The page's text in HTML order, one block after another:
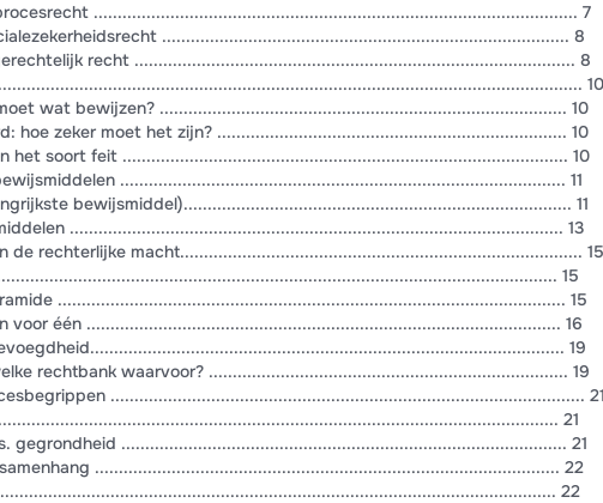
..................................................................................................... 7
..................................................................................... 8
recht ............................................................................................ 8
10
wat bewijzen? ..................................................................................... 10
hoe zeker moet het zijn? ......................................................................... 10
het soort feit ............................................................................................. 10
............................................................................................. 11
bewijsmiddel)................................................................................. 11
....................................................................................................... 13
de rechterlijke macht.................................................................................... 15
15
.......................................................................................................... 15
voor één ................................................................................................... 16
19
rechtbank waarvoor? ........................................................................... 19
...................................................................................................
21
gegrondheid ............................................................................................. 21
................................................................................................. 22
22